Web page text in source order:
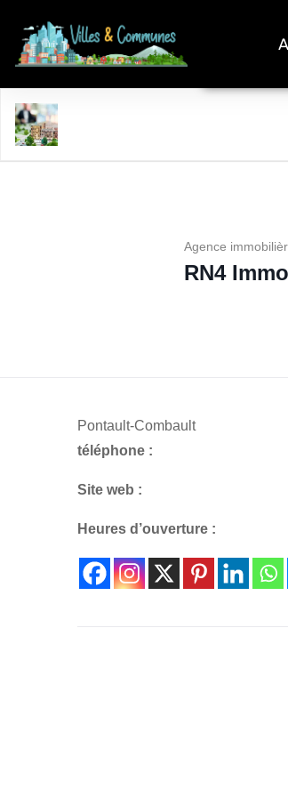
Agence
RN4
Pontault-Combault
téléphone :
Site web :
Heures d’ouverture :